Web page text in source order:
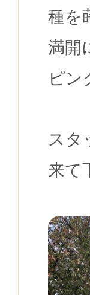
種を
満開
ピン
スタ
来て